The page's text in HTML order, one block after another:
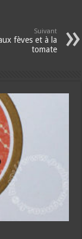
Suivant
fèves et à la
tomate